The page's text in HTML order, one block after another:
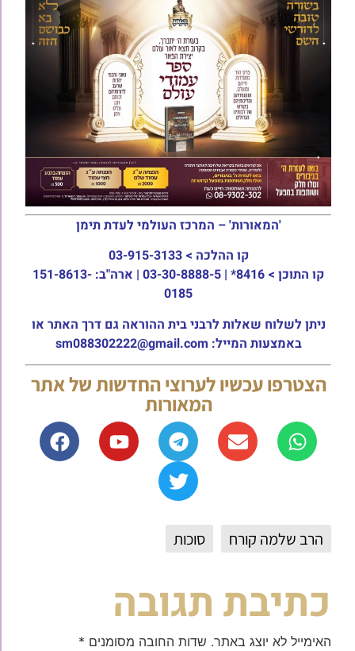
'המאורות' – המרכז העולמי לעדת תימן
קו ההלכה > 03-915-3133
קו התוכן >
8416* | 03-30-8888-5 | ארה"ב: 151-8613-
0185
ניתן לשלוח שאלות לרבני בית ההוראה גם דרך האתר או
באמצעות המייל: sm088302222@gmail.com
הצטרפו עכשיו לערוצי החדשות של אתר
המאורות
הרב שלמה קורח סוכות
כתיבת תגובה
האימייל לא יוצג באתר. שדות החובה מסומנים *